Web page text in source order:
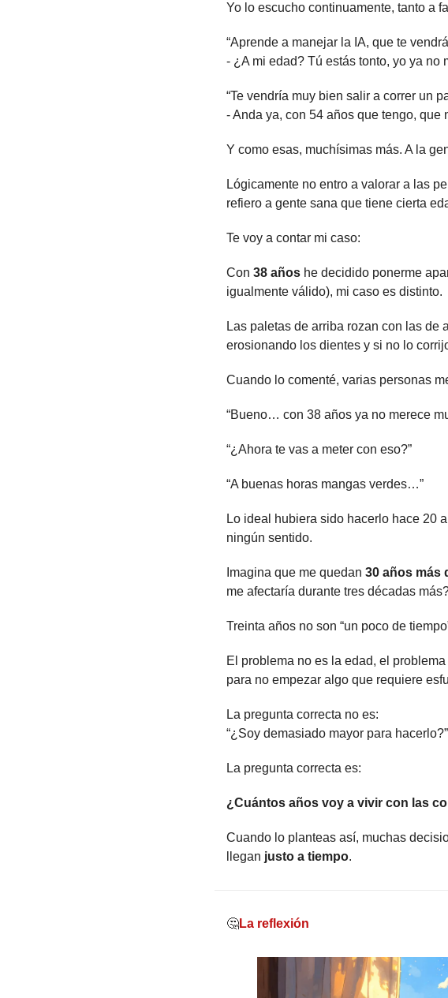
Yo lo escucho continuamente, tanto a
“Aprende a manejar la IA, que te
- ¿A mi edad? Tú estás tonto, yo ya no
“Te vendría muy bien salir a correr un
- Anda ya, con 54 años que tengo,
Y como esas, muchísimas más. A la
Lógicamente no entro a valorar a las
refiero a gente sana que tiene cierta
Te voy a contar mi caso:
Con 38 años he decidido ponerme
igualmente válido), mi caso es distinto.
Las paletas de arriba rozan con las de
erosionando los dientes y si no lo
Cuando lo comenté, varias personas
“Bueno… con 38 años ya no merece
“¿Ahora te vas a meter con eso?”
“A buenas horas mangas verdes…”
Lo ideal hubiera sido hacerlo hace 20
ningún sentido.
Imagina que me quedan 30 años más
me afectaría durante tres décadas
Treinta años no son “un poco de
El problema no es la edad, el
para no empezar algo que requiere
La pregunta correcta no es:
“¿Soy demasiado mayor para hacerlo?”
La pregunta correcta es:
¿Cuántos años voy a vivir con las
Cuando lo planteas así, muchas
llegan justo a tiempo.
🤔La reflexión